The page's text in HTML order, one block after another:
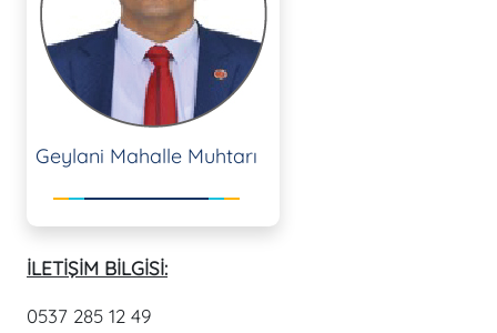
Geylani Mahalle Muhtarı
İLETİŞİM BİLGİSİ:
0537 285 12 49